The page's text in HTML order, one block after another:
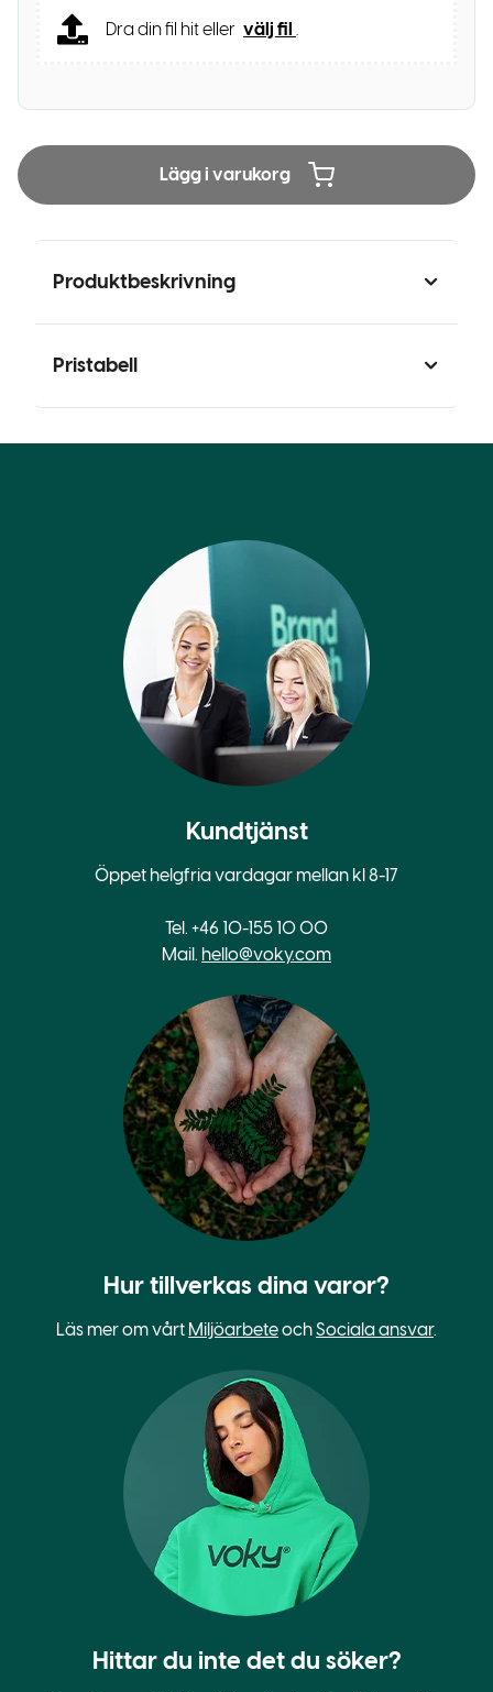
Dra din fil hit eller välj fil .
Lägg i varukorg
Produktbeskrivning
Pristabell
Kundtjänst
Öppet helgfria vardagar mellan kl 8-17
Tel. +46 10-155 10 00
Mail. hello@voky.com
Hur tillverkas dina varor?
Läs mer om vårt MiljöarbeteochSociala ansvar.
Hittar du inte det du söker?